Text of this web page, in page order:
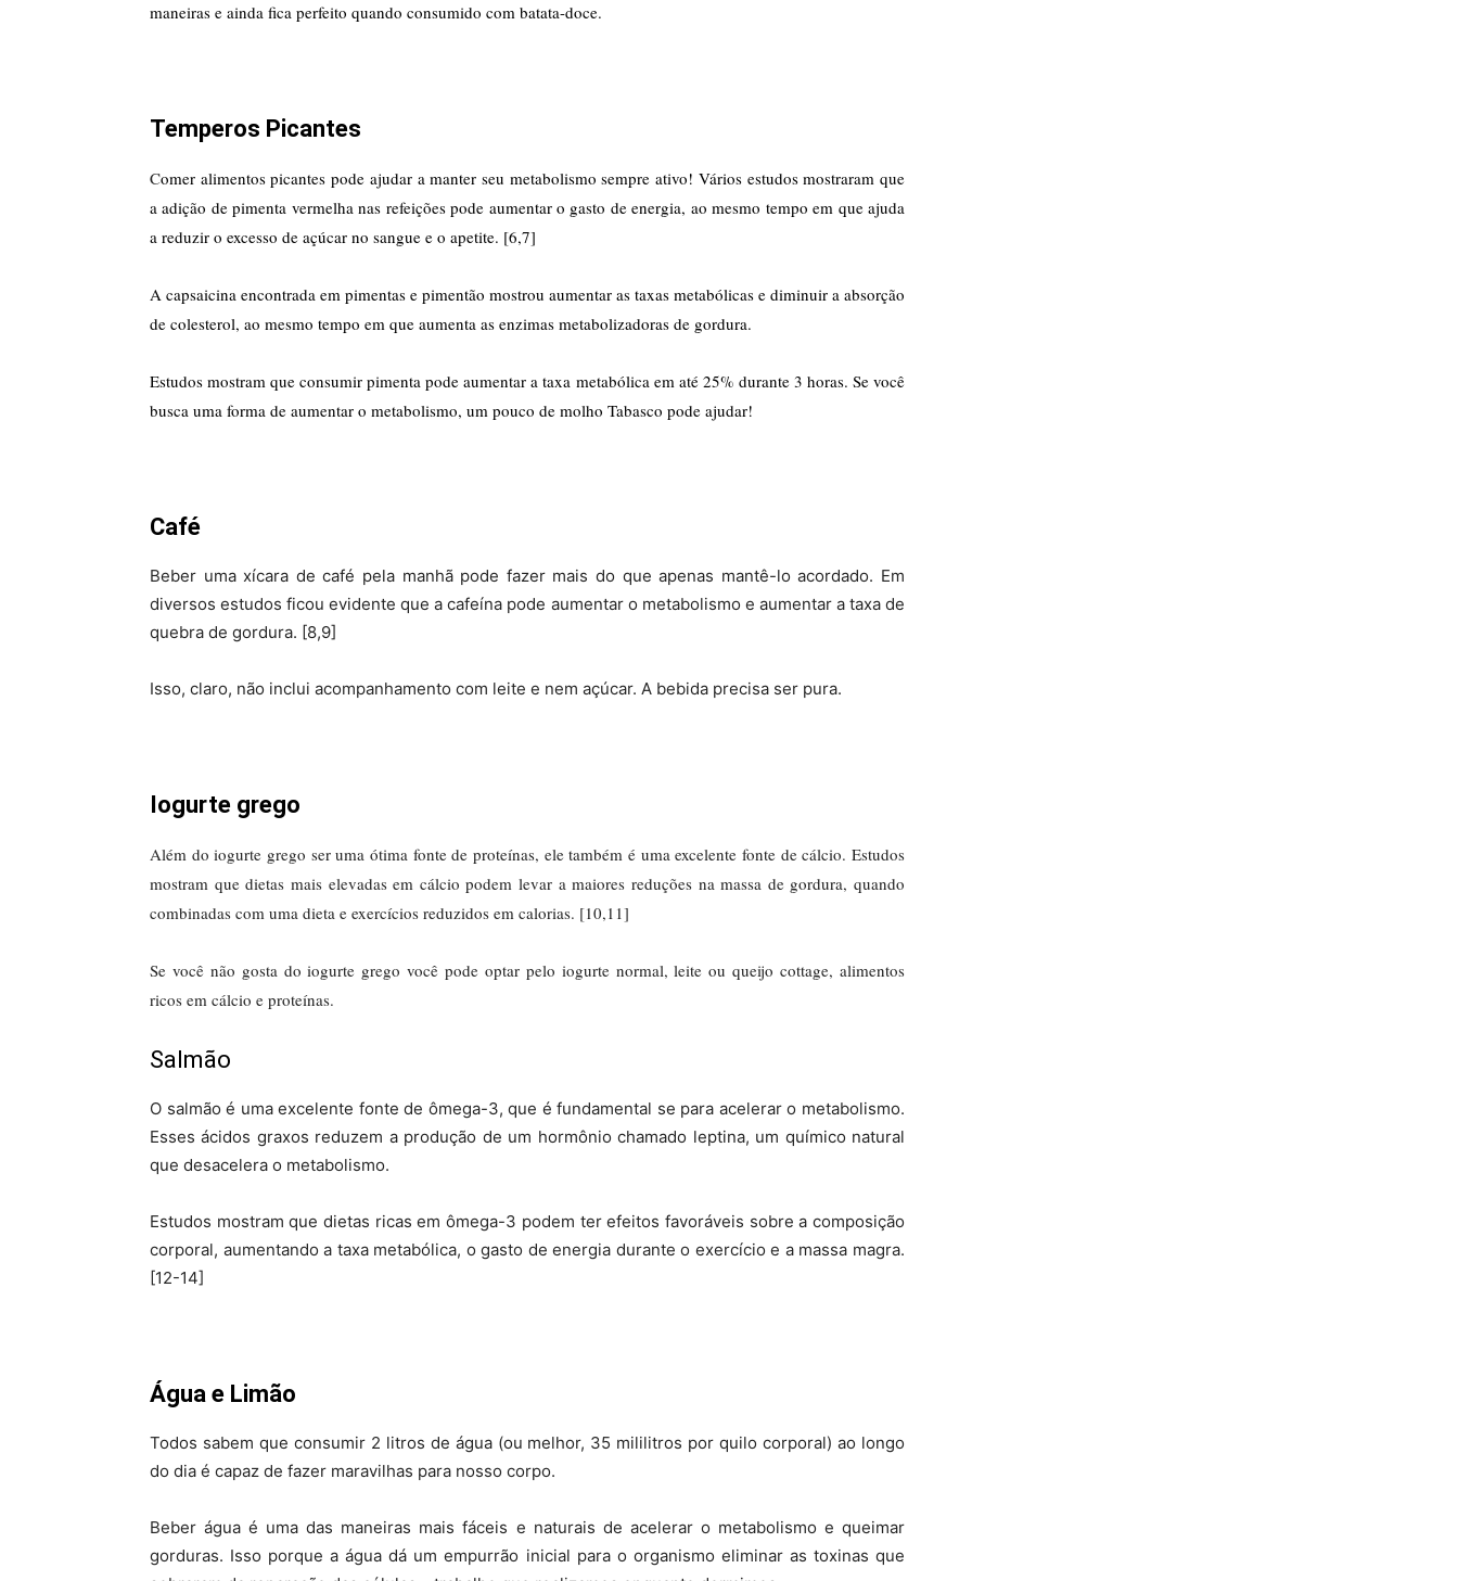
maneiras e ainda fica perfeito quando consumido com batata-doce.
Temperos Picantes
Comer alimentos picantes pode ajudar a manter seu metabolismo sempre ativo! Vários estudos mostraram que
a adição de pimenta vermelha nas refeições pode aumentar o gasto de energia, ao mesmo tempo em que ajuda
a reduzir o excesso de açúcar no sangue e o apetite. [6,7]
A capsaicina encontrada em pimentas e pimentão mostrou aumentar as taxas metabólicas e diminuir a absorção
de colesterol, ao mesmo tempo em que aumenta as enzimas metabolizadoras de gordura.
Estudos mostram que consumir pimenta pode aumentar a taxa metabólica em até 25% durante 3 horas. Se você
busca uma forma de aumentar o metabolismo, um pouco de molho Tabasco pode ajudar!
Café
Beber uma xícara de café pela manhã pode fazer mais do que apenas mantê-lo acordado. Em
diversos estudos ficou evidente que a cafeína pode aumentar o metabolismo e aumentar a taxa de
quebra de gordura. [8,9]
Isso, claro, não inclui acompanhamento com leite e nem açúcar. A bebida precisa ser pura.
Iogurte grego
Além do iogurte grego ser uma ótima fonte de proteínas, ele também é uma excelente fonte de cálcio. Estudos
mostram que dietas mais elevadas em cálcio podem levar a maiores reduções na massa de gordura, quando
combinadas com uma dieta e exercícios reduzidos em calorias. [10,11]
Se você não gosta do iogurte grego você pode optar pelo iogurte normal, leite ou queijo cottage, alimentos
ricos em cálcio e proteínas.
Salmão
O salmão é uma excelente fonte de ômega-3, que é fundamental se para acelerar o metabolismo.
Esses ácidos graxos reduzem a produção de um hormônio chamado leptina, um químico natural
que desacelera o metabolismo.
Estudos mostram que dietas ricas em ômega-3 podem ter efeitos favoráveis ​​sobre a composição
corporal, aumentando a taxa metabólica, o gasto de energia durante o exercício e a massa magra.
[12-14]
Água e Limão
Todos sabem que consumir 2 litros de água (ou melhor, 35 mililitros por quilo corporal) ao longo
do dia é capaz de fazer maravilhas para nosso corpo.
Beber água é uma das maneiras mais fáceis e naturais de acelerar o metabolismo e queimar
gorduras. Isso porque a água dá um empurrão inicial para o organismo eliminar as toxinas que